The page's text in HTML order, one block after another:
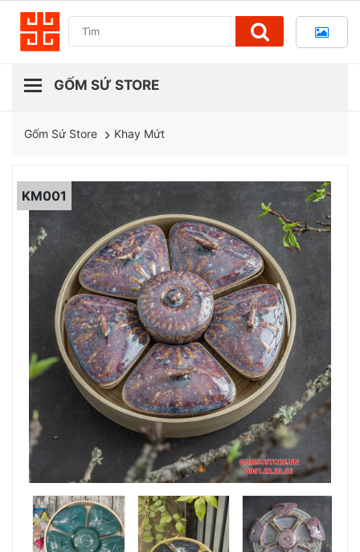
Gốm Sứ Store Khay Mứt
KM001